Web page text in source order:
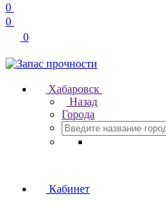
0
0
0
Хабаровск
Назад
Города
Кабинет